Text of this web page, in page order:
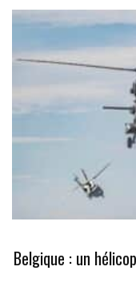
Belgique : un